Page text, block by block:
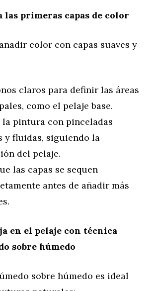
las primeras capas de color
color con capas suaves y
claros para definir las áreas
como el pelaje base.
la pintura con pinceladas
y fluidas, siguiendo la
del pelaje.
las capas se sequen
antes de añadir más
en el pelaje con técnica
sobre húmedo
sobre húmedo es ideal